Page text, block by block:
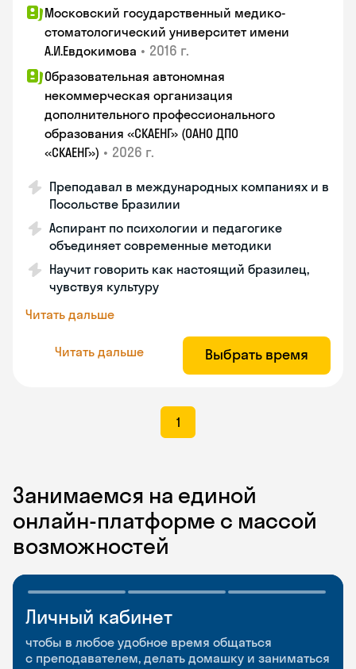
Московский государственный медико-
стоматологический университет имени
А.И.Евдокимова • 2016 г.
Образовательная автономная
некоммерческая организация
дополнительного профессионального
образования «СКАЕНГ» (ОАНО ДПО
«СКАЕНГ») • 2026 г.
Преподавал в международных компаниях и в
Посольстве Бразилии
Аспирант по психологии и педагогике
объединяет современные методики
Научит говорить как настоящий бразилец,
чувствуя культуру
Читать дальше
Читать дальше Выбрать время
1
Занимаемся на единой
онлайн-платформе с массой
возможностей
Личный кабинет
чтобы в любое удобное время общаться
с преподавателем, делать домашку и заниматься
Мобильное
приложение
чтобы заниматься и изучать новые слова где
Разговорные клубы
и Talks
Групповые занятия для разговорной практики